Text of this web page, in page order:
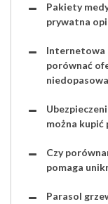
Pakiety
prywatna
Internetowa
porównać
można kupić
Czy
pomaga
Parasol